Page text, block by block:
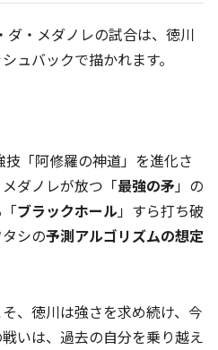
ダ・メダノレの試合は、徳川
ュバックで描かれます。
技「阿修羅の神道」を進化さ
ダノレが放つ「最強の矛」の
ブラックホール」すら打ち破
シの予測アルゴリズムの想定
、徳川は強さを求め続け、今
いは、過去の自分を乗り越え